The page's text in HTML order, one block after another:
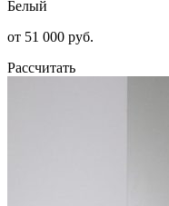
Белый
от 51 000 руб.
Рассчитать